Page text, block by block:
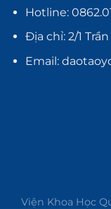
Hotline:
Địa chỉ: 2/1
Email:
Viện Khoa Học